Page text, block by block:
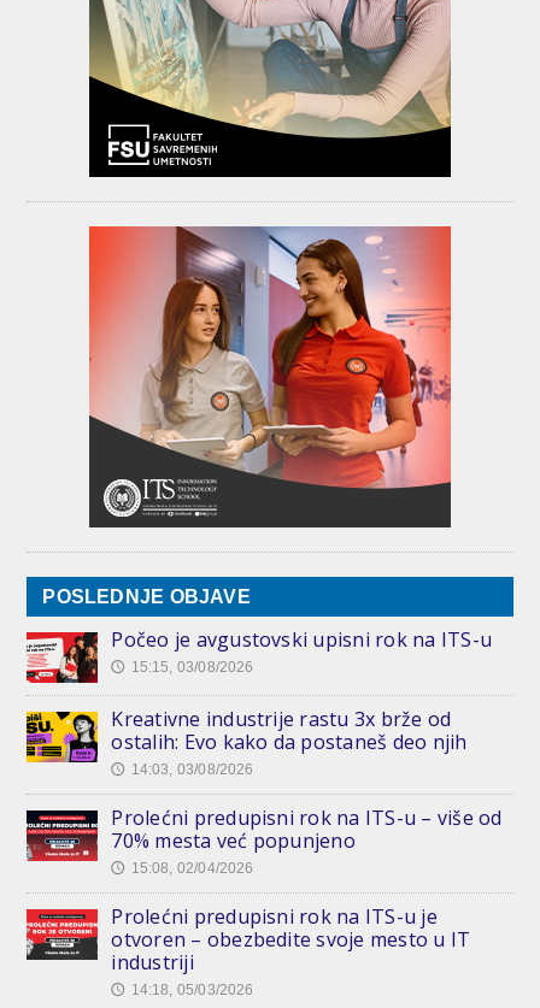
POSLEDNJE OBJAVE
Počeo je avgustovski upisni rok na ITS-u
🕔 15:15, 03/08/2026
Kreativne industrije rastu 3x brže od
ostalih: Evo kako da postaneš deo njih
🕔 14:03, 03/08/2026
Prolećni predupisni rok na ITS-u – više od
70% mesta već popunjeno
🕔 15:08, 02/04/2026
Prolećni predupisni rok na ITS-u je
otvoren – obezbedite svoje mesto u IT
industriji
🕔 14:18, 05/03/2026